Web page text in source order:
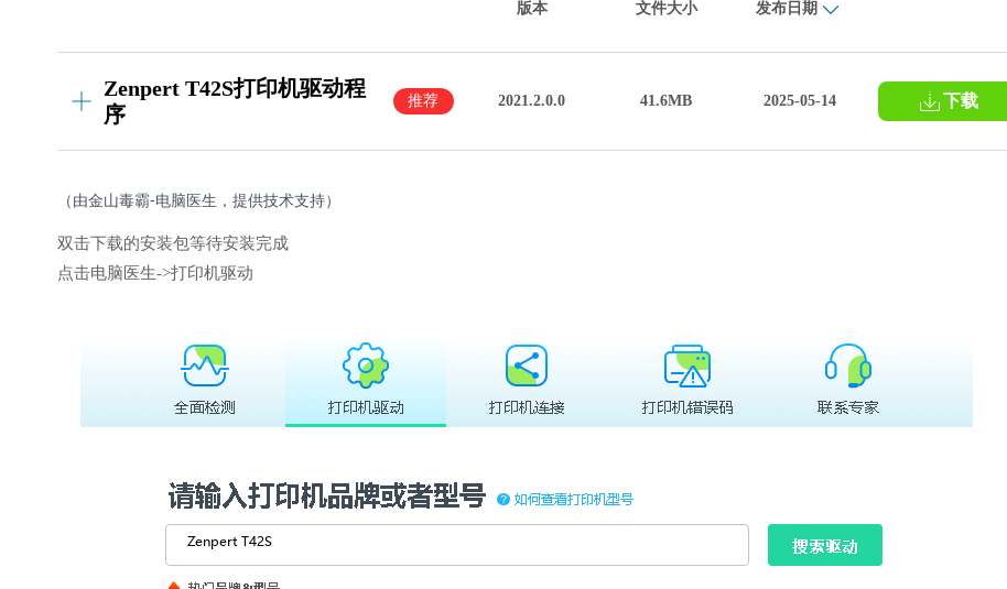
版本 文件大小 发布日期
Zenpert T42S打印机驱动程
序
推荐 2021.2.0.0 41.6MB 2025-05-14 下载
（由金山毒霸-电脑医生，提供技术支持）
双击下载的安装包等待安装完成
点击电脑医生->打印机驱动